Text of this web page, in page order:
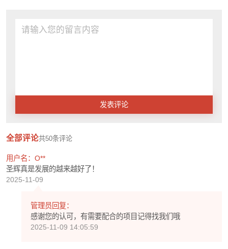
发表评论
全部评论共50条评论
用户名：O**
圣辉真是发展的越来越好了！
2025-11-09
管理员回复：
感谢您的认可，有需要配合的项目记得找我们哦
2025-11-09 14:05:59